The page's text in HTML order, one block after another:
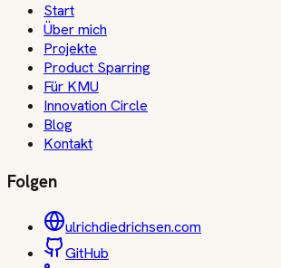
Start
Über mich
Projekte
Product Sparring
Für KMU
Innovation Circle
Blog
Kontakt
Folgen
ulrichdiedrichsen.com
GitHub